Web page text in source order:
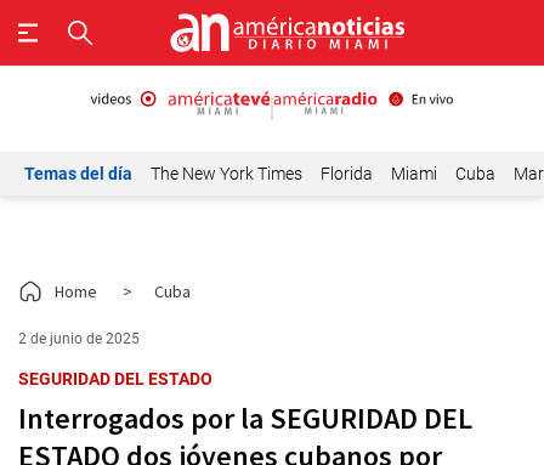
Temas del día The New York Times Florida Miami Cuba
Home > Cuba
2 de junio de 2025
SEGURIDAD DEL ESTADO
Interrogados por la SEGURIDAD DEL
ESTADO dos jóvenes cubanos por